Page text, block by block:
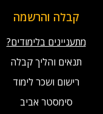
קבלה והרשמה
מתעניינים בלימודים?
תנאים והליך קבלה
רישום ושכר לימוד
סימסטר אביב